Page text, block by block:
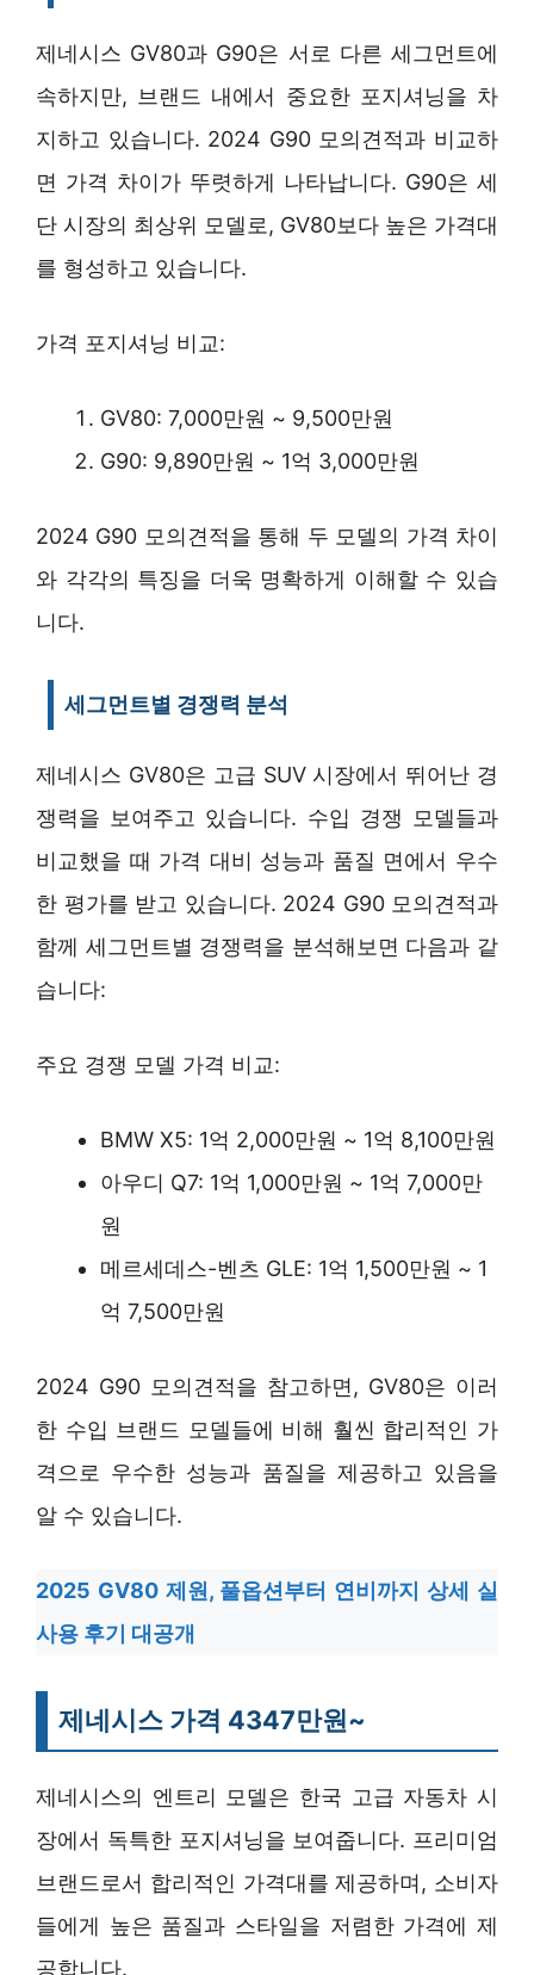
제네시스 GV80과 G90은 서로 다른 세그먼트에
속하지만, 브랜드 내에서 중요한 포지셔닝을 차
지하고 있습니다. 2024 G90 모의견적과 비교하
면 가격 차이가 뚜렷하게 나타납니다. G90은 세
단 시장의 최상위 모델로, GV80보다 높은 가격대
를 형성하고 있습니다.
가격 포지셔닝 비교:
GV80: 7,000만원 ~ 9,500만원
G90: 9,890만원 ~ 1억 3,000만원
2024 G90 모의견적을 통해 두 모델의 가격 차이
와 각각의 특징을 더욱 명확하게 이해할 수 있습
니다.
세그먼트별 경쟁력 분석
제네시스 GV80은 고급 SUV 시장에서 뛰어난 경
쟁력을 보여주고 있습니다. 수입 경쟁 모델들과
비교했을 때 가격 대비 성능과 품질 면에서 우수
한 평가를 받고 있습니다. 2024 G90 모의견적과
함께 세그먼트별 경쟁력을 분석해보면 다음과 같
습니다:
주요 경쟁 모델 가격 비교:
BMW X5: 1억 2,000만원 ~ 1억 8,100만원
아우디 Q7: 1억 1,000만원 ~ 1억 7,000만
원
메르세데스-벤츠 GLE: 1억 1,500만원 ~ 1
억 7,500만원
2024 G90 모의견적을 참고하면, GV80은 이러
한 수입 브랜드 모델들에 비해 훨씬 합리적인 가
격으로 우수한 성능과 품질을 제공하고 있음을
알 수 있습니다.
2025 GV80 제원, 풀옵션부터 연비까지 상세 실
사용 후기 대공개
제네시스 가격 4347만원~
제네시스의 엔트리 모델은 한국 고급 자동차 시
장에서 독특한 포지셔닝을 보여줍니다. 프리미엄
브랜드로서 합리적인 가격대를 제공하며, 소비자
들에게 높은 품질과 스타일을 저렴한 가격에 제
공합니다.